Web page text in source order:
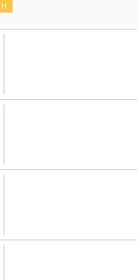
н